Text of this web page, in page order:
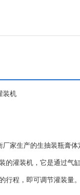
装机
家生产的生抽装瓶膏
的灌装机，它是通过气
行程，即可调节灌装量。